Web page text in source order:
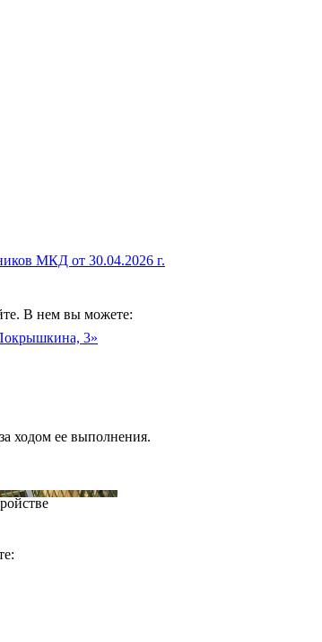
В нем вы можете:
ходом ее выполнения.
МКД от 30.04.2026 г.
3»